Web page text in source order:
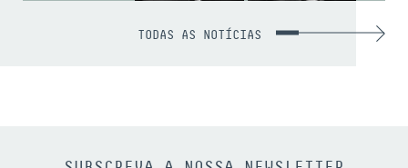
TODAS AS NOTÍCIAS